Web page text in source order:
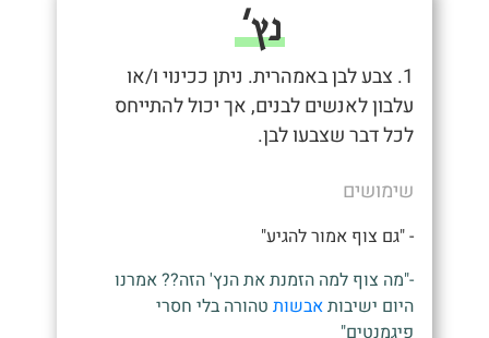
נץ'
1. צבע לבן באמהרית. ניתן ככינוי ו/או
עלבון לאנשים לבנים, אך יכול להתייחס
לכל דבר שצבעו לבן.
שימושים
- "גם צוף אמור להגיע"
-"מה צוף למה הזמנת את הנץ' הזה?? אמרנו
היום ישיבותאבשות טהורה בלי חסרי
פיגמנטים"